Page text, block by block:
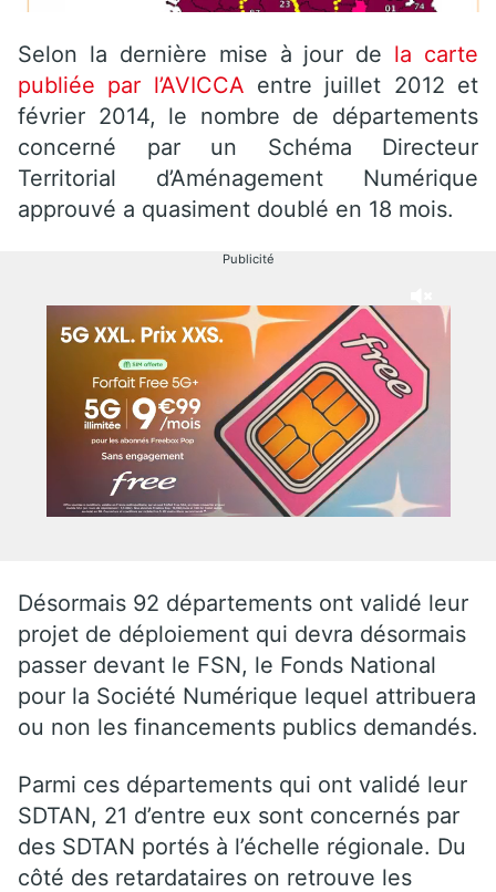
Selon la dernière mise à jour de la carte
publiée par l’AVICCA entre juillet 2012 et
février 2014, le nombre de départements
concerné par un Schéma Directeur
Territorial d’Aménagement Numérique
approuvé a quasiment doublé en 18 mois.
Publicité
Désormais 92 départements ont validé leur
projet de déploiement qui devra désormais
passer devant le FSN, le Fonds National
pour la Société Numérique lequel attribuera
ou non les financements publics demandés.
Parmi ces départements qui ont validé leur
SDTAN, 21 d’entre eux sont concernés par
des SDTAN portés à l’échelle régionale. Du
côté des retardataires on retrouve les